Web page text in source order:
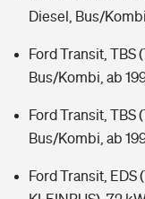
Diesel, Bus/
Ford Transit, TBS
Bus/Kombi, ab
Ford Transit, TBS
Bus/Kombi, ab
Ford Transit, EDS